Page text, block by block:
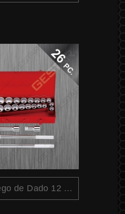
3/4" Dr. Juego de Dado 12 Pt. SAE 26 Pc. (Cabeza Pera)​